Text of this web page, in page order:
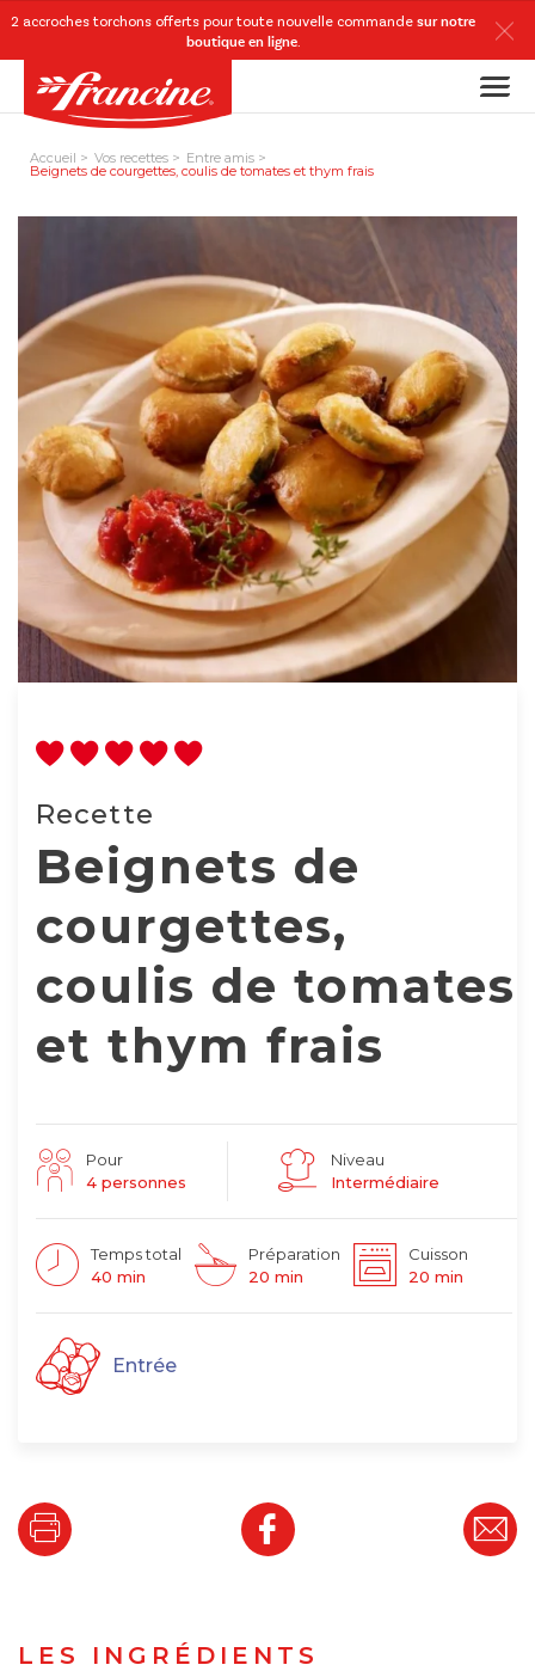
2 accroches torchons offerts pour toute nouvelle commande sur notre
boutique en ligne.
Accueil Vos recettes Entre amis
Beignets de courgettes, coulis de tomates et thym frais
Recette
Beignets de
courgettes,
coulis de tomates
et thym frais
Pour
4 personnes
Niveau
Intermédiaire
Temps total
40 min
Préparation
20 min
Cuisson
20 min
Entrée
LES INGRÉDIENTS